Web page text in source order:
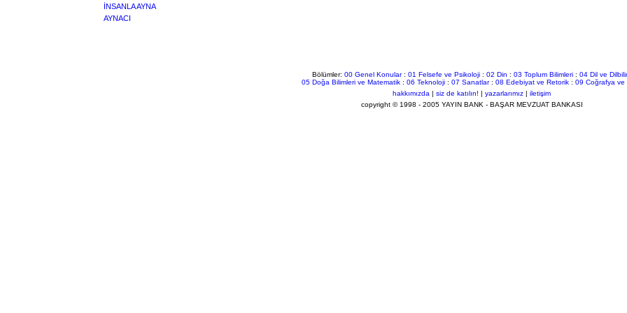
İNSANLA AYNA
AYNACI
Bölümler: 00 Genel Konular: 01 Felsefe ve Psikoloji : 02 Din : 03 Toplum Bilimleri : 04 Dil ve
05 Doğa Bilimleri ve Matematik: 06 Teknoloji: 07 Sanatlar: 08 Edebiyat ve Retorik: 09 Coğrafya ve
hakkımızda | siz de katılın! | yazarlarımız | iletişim
copyright © 1998 - 2005 YAYIN BANK - BAŞAR MEVZUAT BANKASI